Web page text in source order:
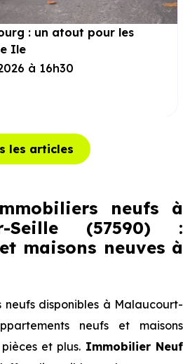
: un atout pour les
Ile
à 16h30
les articles
neufs à
Seille (57590) :
maisons neuves à
neufs disponibles à Malaucourt-
neufs et maisons
et plus. Immobilier Neuf